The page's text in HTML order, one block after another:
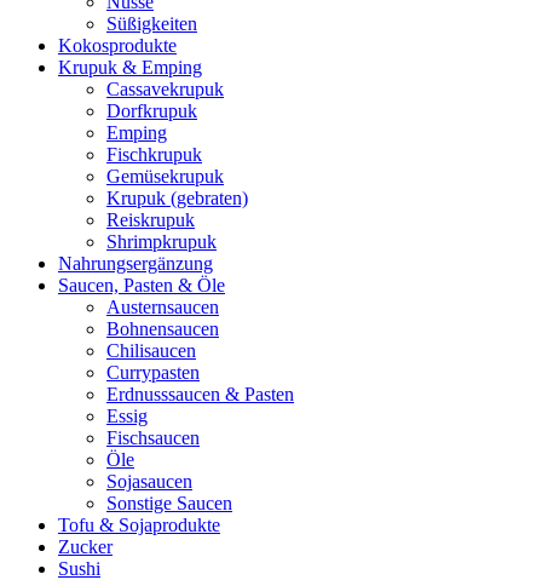
Süßigkeiten
Kokosprodukte
Krupuk & Emping
Cassavekrupuk
Dorfkrupuk
Emping
Fischkrupuk
Gemüsekrupuk
Krupuk (gebraten)
Reiskrupuk
Shrimpkrupuk
Nahrungsergänzung
Saucen, Pasten & Öle
Austernsaucen
Bohnensaucen
Chilisaucen
Currypasten
Erdnusssaucen & Pasten
Essig
Fischsaucen
Öle
Sojasaucen
Sonstige Saucen
Tofu & Sojaprodukte
Zucker
Sushi